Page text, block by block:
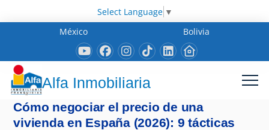
Select Language ▼
México
Bolivia
Alfa Inmobiliaria
Cómo negociar el precio de una
vivienda en España (2026): 9 tácticas